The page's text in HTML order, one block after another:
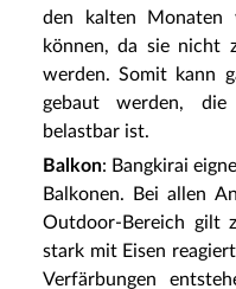
den kalten Monaten
können, da sie nicht
werden. Somit kann
gebaut werden,
belastbar ist.
Balkon: Bangkirai
Balkonen. Bei allen
Outdoor-Bereich gilt
stark mit Eisen
Verfärbungen